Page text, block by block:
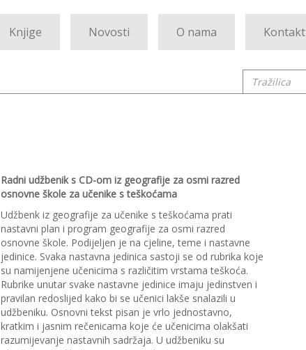
Knjige Novosti O nama Kontakt
Tražilica
Radni udžbenik s CD-om iz geografije za osmi razred
osnovne škole za učenike s teškoćama
Udžbenk iz geografije za učenike s teškoćama prati
nastavni plan i program geografije za osmi razred
osnovne škole. Podijeljen je na cjeline, teme i nastavne
jedinice. Svaka nastavna jedinica sastoji se od rubrika koje
su namijenjene učenicima s različitim vrstama teškoća.
Rubrike unutar svake nastavne jedinice imaju jedinstven i
pravilan redoslijed kako bi se učenici lakše snalazili u
udžbeniku. Osnovni tekst pisan je vrlo jednostavno,
kratkim i jasnim rečenicama koje će učenicima olakšati
razumijevanje nastavnih sadržaja. U udžbeniku su